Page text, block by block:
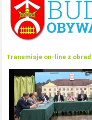
Transmisje on-line z obrad